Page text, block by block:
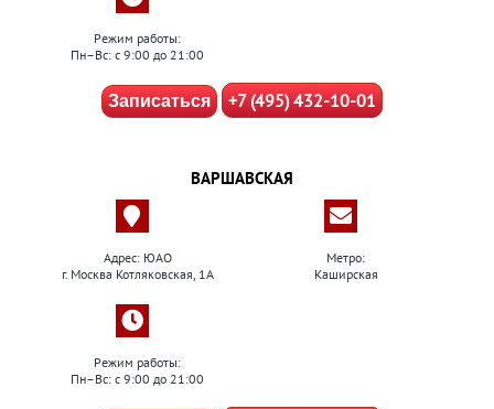
Режим работы:
Пн–Вс: с 9:00 до 21:00
Записаться +7 (495) 432-10-01
ВАРШАВСКАЯ
Адрес: ЮАО
г. Москва Котляковская, 1А
Метро:
Каширская
Режим работы:
Пн–Вс: с 9:00 до 21:00